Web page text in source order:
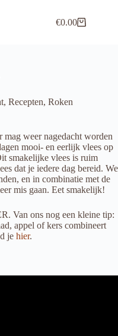
Winkelwagen
€0.00
, Recepten, Roken
mag weer nagedacht worden
mooi- en eerlijk vlees op
smakelijke vlees is ruim
dat je iedere dag bereid. We
en in combinatie met de
mis gaan. Eet smakelijk!
Van ons nog een kleine tip:
appel of kers combineert
je hier.